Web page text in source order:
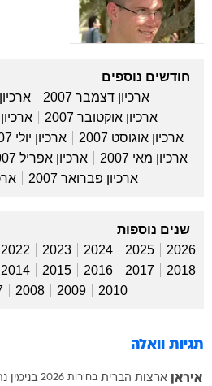
חודשים נוספים
ארכיון דצמבר 2007
ארכיון
ארכיון אוקטובר 2007
ארכיון אוגוסט 2007
ארכיון יולי 2007
ארכיון מאי 2007
ארכיון אפריל 2007
ארכיון פברואר 2007
שנים נוספות
2026
2025
2024
2023
2022
2018
2017
2016
2015
2014
2010
2009
2008
תגיות וואלה
איראן ארצות הברית בחירות 2026 בנימין